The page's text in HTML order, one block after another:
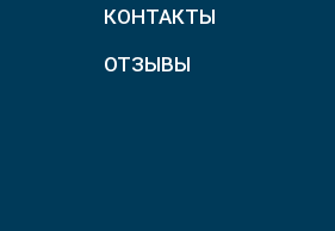
КОНТАКТЫ
ОТЗЫВЫ